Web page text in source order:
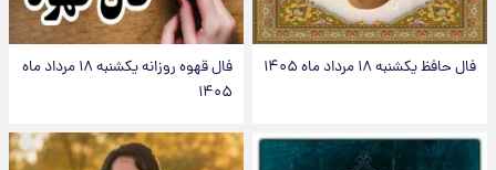
فال حافظ یکشنبه ۱۸ مرداد ماه ۱۴۰۵
فال قهوه روزانه یکشنبه ۱۸ مرداد ماه
۱۴۰۵